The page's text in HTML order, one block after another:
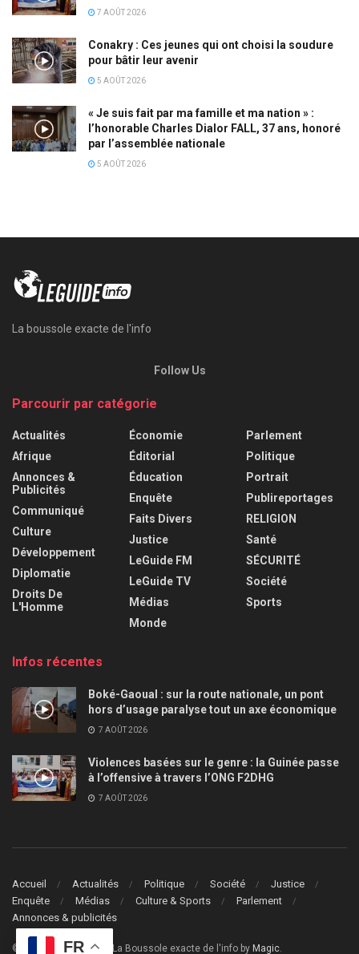
7 AOÛT 2026
Conakry : Ces jeunes qui ont choisi la soudure
pour bâtir leur avenir
5 AOÛT 2026
« Je suis fait par ma famille et ma nation » :
l’honorable Charles Dialor FALL, 37 ans, honoré
par l’assemblée nationale
5 AOÛT 2026
La boussole exacte de l'info
Follow Us
Parcourir par catégorie
Actualités
Afrique
Annonces &
Publicités
Communiqué
Culture
Développement
Diplomatie
Droits De
L'Homme
Économie
Éditorial
Éducation
Enquête
Faits Divers
Justice
LeGuide FM
LeGuide TV
Médias
Monde
Parlement
Politique
Portrait
Publireportages
RELIGION
Santé
SÉCURITÉ
Société
Sports
Infos récentes
Boké-Gaoual : sur la route nationale, un pont
hors d’usage paralyse tout un axe économique
7 AOÛT 2026
Violences basées sur le genre : la Guinée passe
à l’offensive à travers l’ONG F2DHG
7 AOÛT 2026
Accueil Actualités Politique Société
Justice
Enquête
Médias Culture & Sports
Parlement
Annonces & publicités
© 2024 Le Guide Info - La Boussole exacte de l'info by Magic.
FR